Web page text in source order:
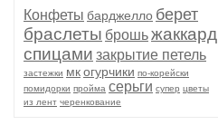
Конфеты барджелло берет
браслеты брошьжаккард
спицами закрытие петель
застежки мкогурчики по-корейски
помидорки пройма серьги супер цветы
из лент черенкование